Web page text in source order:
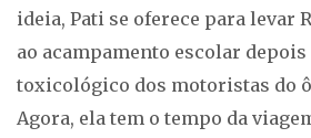
ideia, Pati se oferece para levar
ao acampamento escolar depois
toxicológico dos motoristas do
Agora, ela tem o tempo da